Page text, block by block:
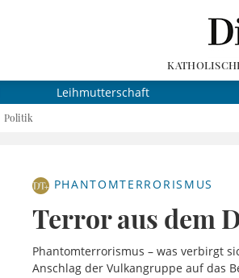
Leihmutterschaft
Politik
PHANTOMTERRORISMUS
Terror aus dem
Phantomterrorismus – was verbirgt
Anschlag der Vulkangruppe auf das